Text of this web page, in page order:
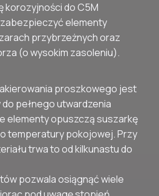
korozyjności do C5M
elementy
przybrzeżnych oraz
(o wysokim zasoleniu).
proszkowego jest
pełnego utwardzenia
elementy opuszczą suszarkę
temperatury pokojowej. Przy
trwa to od kilkunastu do
pozwala osiągnąć wiele